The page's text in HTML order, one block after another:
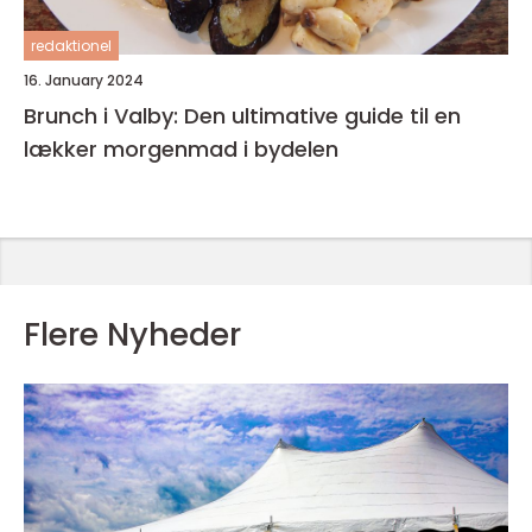
redaktionel
16. January 2024
Brunch i Valby: Den ultimative guide til en
lækker morgenmad i bydelen
Flere Nyheder